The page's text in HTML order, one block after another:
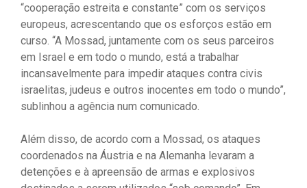
“cooperação estreita e constante” com os serviços
europeus, acrescentando que os esforços estão em
curso. “A Mossad, juntamente com os seus parceiros
em Israel e em todo o mundo, está a trabalhar
incansavelmente para impedir ataques contra civis
israelitas, judeus e outros inocentes em todo o mundo”,
sublinhou a agência num comunicado.
Além disso, de acordo com a Mossad, os ataques
coordenados na Áustria e na Alemanha levaram a
detenções e à apreensão de armas e explosivos